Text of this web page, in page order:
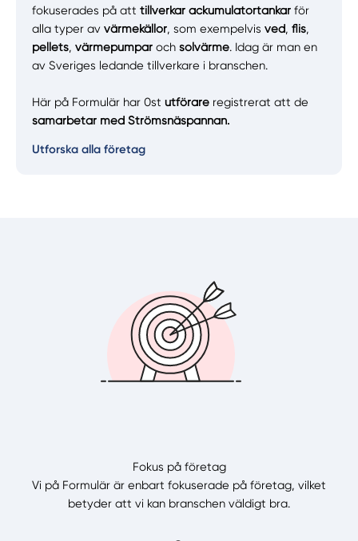
fokuserades på atttillverkar ackumulatortankarför
alla typer avvärmekällor, som exempelvisved,flis,
pellets,värmepumparochsolvärme. Idag är man en
av Sveriges ledande tillverkare i branschen.
Här på Formulär har 0stutförare registrerat att de
samarbetar med Strömsnäspannan.
Utforska alla företag
Fokus på företag
Vi på Formulär är enbart fokuserade på företag, vilket
betyder att vi kan branschen väldigt bra.